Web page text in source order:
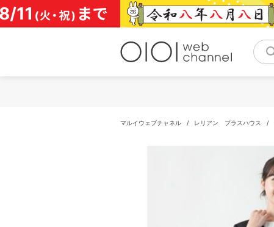
コ
ン
テ
マルイウェブチャネル / レリアン プラスハウス /